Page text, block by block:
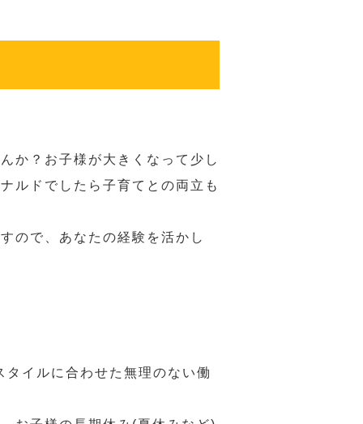
か？お子様が大きくなって少し
ルドでしたら子育てとの両立も
ので、あなたの経験を活かし
イルに合わせた無理のない働